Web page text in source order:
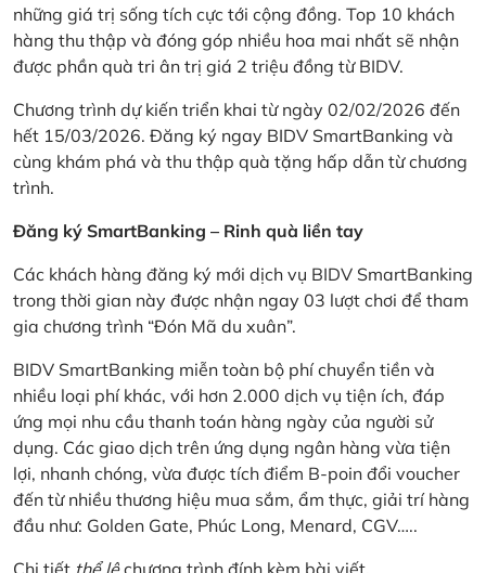
những giá trị sống tích cực tới cộng đồng. Top 10 khách
hàng thu thập và đóng góp nhiều hoa mai nhất sẽ nhận
được phần quà tri ân trị giá 2 triệu đồng từ BIDV.
Chương trình dự kiến triển khai từ ngày 02/02/2026 đến
hết 15/03/2026. Đăng ký ngay BIDV SmartBanking và
cùng khám phá và thu thập quà tặng hấp dẫn từ chương
trình.
Đăng ký SmartBanking – Rinh quà liền tay
Các khách hàng đăng ký mới dịch vụ BIDV SmartBanking
trong thời gian này được nhận ngay 03 lượt chơi để tham
gia chương trình “Đón Mã du xuân”.
BIDV SmartBanking miễn toàn bộ phí chuyển tiền và
nhiều loại phí khác, với hơn 2.000 dịch vụ tiện ích, đáp
ứng mọi nhu cầu thanh toán hàng ngày của người sử
dụng. Các giao dịch trên ứng dụng ngân hàng vừa tiện
lợi, nhanh chóng, vừa được tích điểm B-poin đổi voucher
đến từ nhiều thương hiệu mua sắm, ẩm thực, giải trí hàng
đầu như: Golden Gate, Phúc Long, Menard, CGV…..
Chi tiết thể lệchương trình đính kèm bài viết.